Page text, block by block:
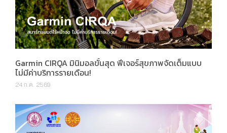
Garmin CIRQA มินิมอลขั้นสุด ฟีเจอร์สุขภาพจัดเต็มแบบ
ไม่มีค่าบริการรายเดือน!
24 ก.ค. 2569